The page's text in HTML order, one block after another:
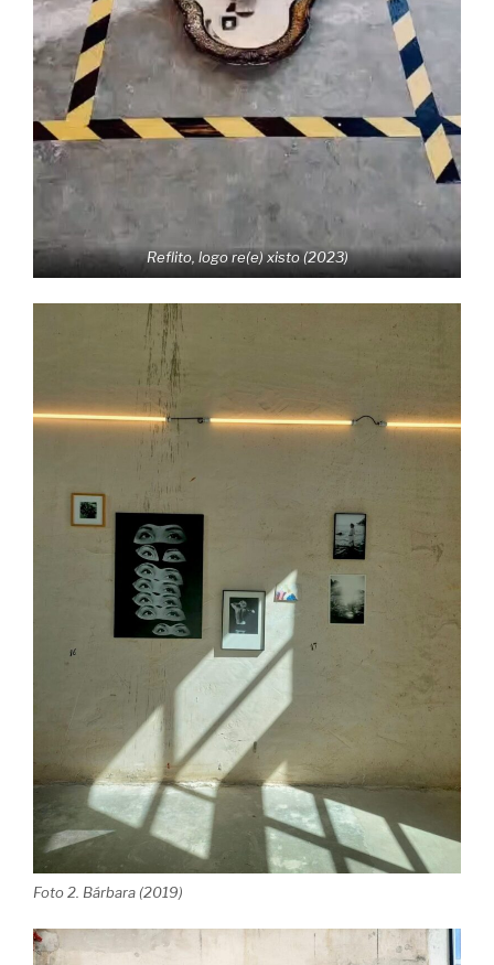
Reflito, logo re(e) xisto (2023)
Foto 2. Bárbara (2019)